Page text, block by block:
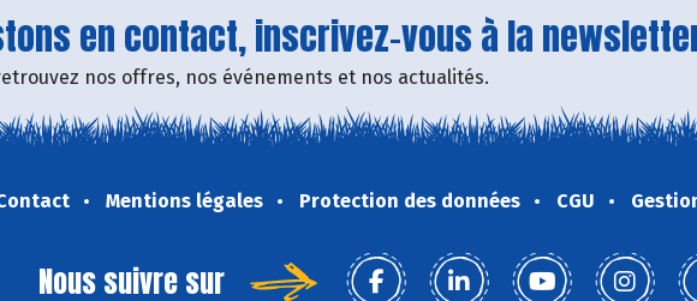
en contact, inscrivez-vous à la
nos offres, nos événements et nos actualités.
Mentions légales Protection des données CGU
Nous suivre sur